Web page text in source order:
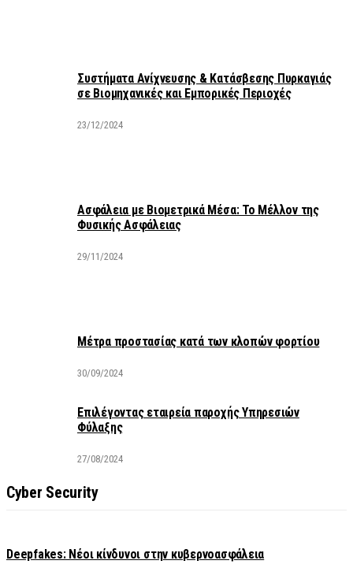
Συστήματα Ανίχνευσης & Κατάσβεσης Πυρκαγιάς
σε Βιομηχανικές και Εμπορικές Περιοχές
23/12/2024
Ασφάλεια με Βιομετρικά Μέσα: Το Μέλλον της
Φυσικής Ασφάλειας
29/11/2024
Μέτρα προστασίας κατά των κλοπών φορτίου
30/09/2024
Επιλέγοντας εταιρεία παροχής Υπηρεσιών
Φύλαξης
27/08/2024
Cyber Security
Deepfakes: Νέοι κίνδυνοι στην κυβερνοασφάλεια